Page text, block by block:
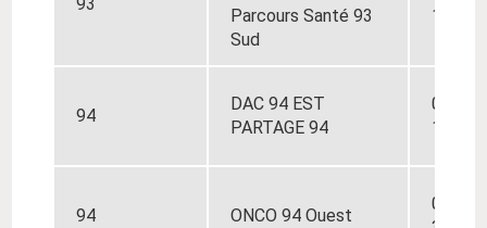
Parcours Santé 93
Sud
15
94
DAC 94 EST
PARTAGE 94
01 89
168
94 ONCO 94 Ouest
01 46